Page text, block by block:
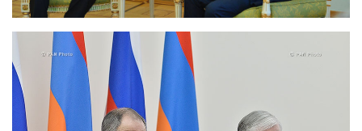
հրաժարվում է այդ առաջարկություններից: Բայց,
ցավոք, ադրբեջանցիները համարեցին, որ իրենք կարող
են անպատիժ խախտել դեռևս 1994-1995թթ.
ստորագրված համաձայնագիրը և այն
պայմանավորվածությունները, որոնք մենք ձեռք ենք
բերել այս երկարատև բանակցությունների ընթացքում:
Մենք այս փուլը սկսել ենք 2007 թվականին: Ինը տարվա
ընթացքում մենք այդ գործընթացի ակտիվ վկան ու
մասնակիցն ենք եղել, փորձել ենք գտնել փոխընդունելի
որոշումներ, լինել կառուցողական: Մենք համոզված ենք
եղել, որ իսկապես այդ հարցը կարող է լուծվել